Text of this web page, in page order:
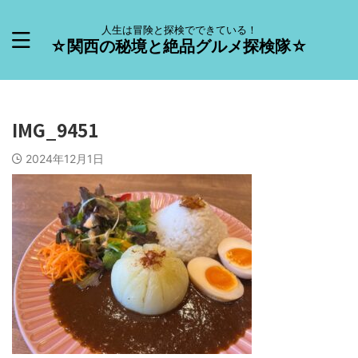
人生は冒険と探検でできている！
☆関西の秘境と絶品グルメ探検隊☆
IMG_9451
2024年12月1日